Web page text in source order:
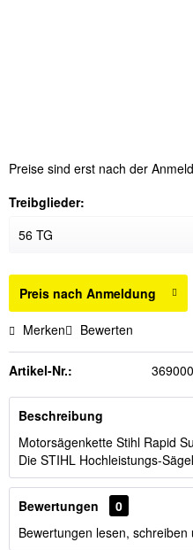
Preise sind erst nach der
Treibglieder:
Preis nach Anmeldung
Merken Bewerten
Artikel-Nr.:
Beschreibung
Motorsägenkette Stihl Rapid
Die STIHL Hochleistungs-
Bewertungen
0
Bewertungen lesen, schreiben